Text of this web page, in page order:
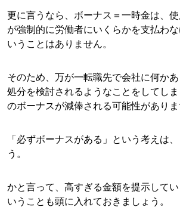
更に言うなら、ボーナス＝一時金は、
が強制的に労働者にいくらかを支払わ
いうことはありません。
そのため、万が一転職先で会社に何か
処分を検討されるようなことをしてし
のボーナスが減俸される可能性がありま
「必ずボーナスがある」という考えは
う。
かと言って、高すぎる金額を提示して
いうことも頭に入れておきましょう。